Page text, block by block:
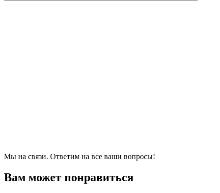
Мы на связи. Ответим на все ваши вопросы!
Вам может понравиться